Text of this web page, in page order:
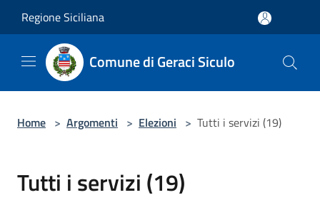
Regione Siciliana
Comune di Geraci Siculo
Home > Argomenti > Elezioni > Tutti i servizi (19)
Tutti i servizi (19)